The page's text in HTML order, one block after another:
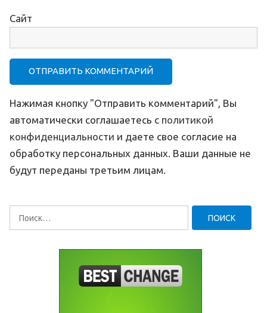
Сайт
Нажимая кнопку "Отправить комментарий", Вы
автоматически соглашаетесь с политикой
конфиденциальности и даете свое согласие на
обработку персональных данных. Ваши данные не
будут переданы третьим лицам.
Найти: